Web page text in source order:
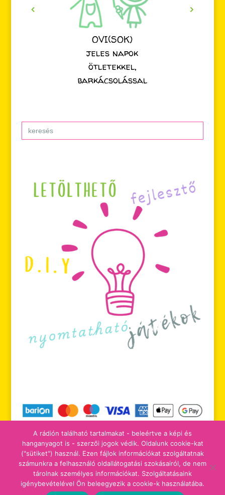
OVI(SOK)
jeles napok
ötletekkel,
barkácsolással
Search
for:
tájékoztatók adomány/támogatás
A rádión található tartalmakat - beleértve a képi és
hanganyagot is - szerzői jogok védik. Oldalunk cookie-kat
("sütiket") használ. Ezen fájlok információkat szolgáltatnak
számunkra a felhasználó oldallátogatási szokásairól, de nem
tárolnak személyes információkat. Szolgáltatásaink
igénybevételével Ön beleegyezik a cookie-k használatába.